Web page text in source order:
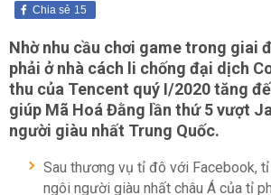
15
Chia sẻ
Nhờ nhu cầu chơi game trong giai
phải ở nhà cách li chống đại dịch
thu của Tencent quý I/2020 tăng
giúp Mã Hoá Đằng lần thứ 5 vượt
người giàu nhất Trung Quốc.
Sau thương vụ tỉ đô với Facebook,
ngôi người giàu nhất châu Á của tỉ